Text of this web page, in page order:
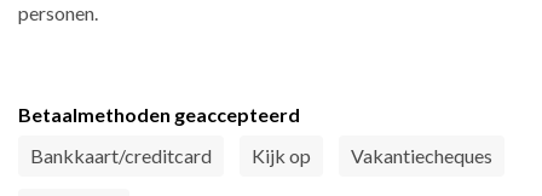
personen.
Betaalmethoden geaccepteerd
Bankkaart/creditcard
Kijk op Vakantiecheques